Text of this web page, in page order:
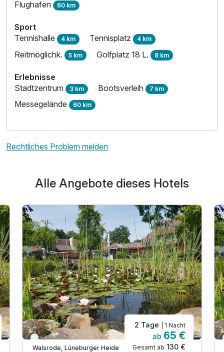
Ausstattung
Zusatznächte
Für 5 Tage p.P. ab260,00 €
Doppelzimmer Superior A
2 Erwachsene und 2 Kinder
Flughafen 60 km
Sport
Tennishalle 4 km Tennisplatz 4 km
Reitmöglichk. 5 km Golfplatz 18 L. 8 km
Erlebnisse
Stadtzentrum 3 km Bootsverleih 7 km
Messegelände 60 km
Rechtliches Problem melden
Alle Angebote dieses Hotels
Viele Termine frei
Walsrode, Lüneburger Heide
2 Tage | 1 Nacht
ab 65 €
Gesamt ab 130 €